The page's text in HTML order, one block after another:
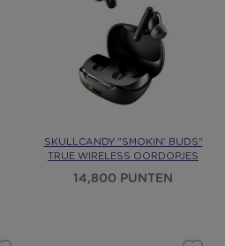
SKULLCANDY "SMOKIN' BUDS"
TRUE WIRELESS OORDOPJES
14,800 PUNTEN